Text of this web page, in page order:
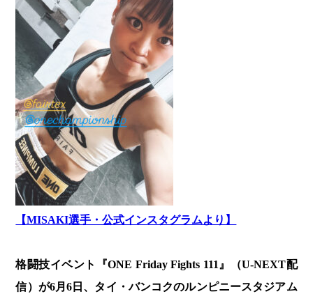
【MISAKI選手・公式インスタグラムより】
格闘技イベント『ONE Friday Fights 111』（U-NEXT配
信）が6月6日、タイ・バンコクのルンピニースタジアム